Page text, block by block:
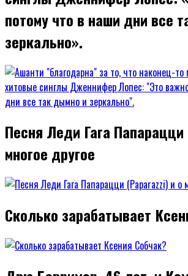
потому что в наши дни все
зеркально».
Песня Леди Гага Папарацци
многое другое
Сколько зарабатывает